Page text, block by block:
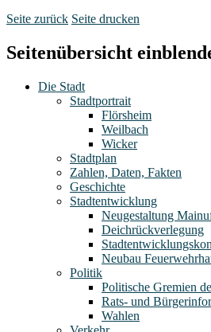
Seite zurück Seite drucken
Seitenübersicht
Die Stadt
Stadtportrait
Flörsheim
Weilbach
Wicker
Stadtplan
Zahlen, Daten, Fakten
Geschichte
Stadtentwicklung
Neugestaltung
Deichrückverlegung
Neubau
Politik
Politische Gremien
Rats- und
Wahlen